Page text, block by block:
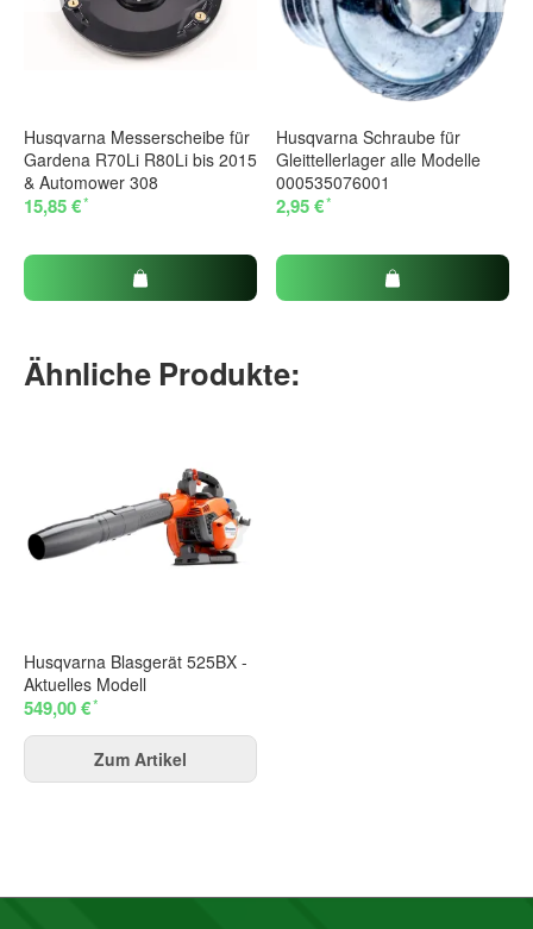
Husqvarna Messerscheibe für
Gardena R70Li R80Li bis 2015
& Automower 308
15,85 €*
Husqvarna Schraube für
Gleittellerlager alle Modelle
000535076001
2,95 €*
Ähnliche Produkte:
Husqvarna Blasgerät 525BX -
Aktuelles Modell
549,00 €*
Zum Artikel